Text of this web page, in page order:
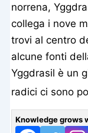
norrena,
collega i nove
trovi al centro
alcune fonti
Yggdrasil è un
radici ci sono
Knowledge grows